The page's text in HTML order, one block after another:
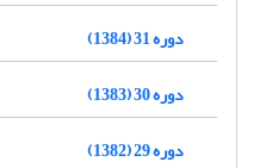
دوره 31 (1384)
دوره 30 (1383)
دوره 29 (1382)